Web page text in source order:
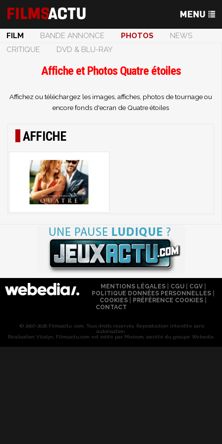
FILM BANDE ANNONCE PHOTOS
NEWS
CRITIQUE
DVD & BLU-RAY
Affiche et Photos Quatre étoiles
Affichez ou téléchargez les images, affiches, photos de tournage ou
encore fonds d'ecran de Quatre étoiles
AFFICHE
MENTIONS LÉGALES| CGU| CGV|
POLITIQUE DONNÉES PERSONNELLES
COOKIES
PRÉFÉRENCE COOKIES
CONTACT
© 2007-2026 Filmsactu .com. Tous droits réservés. Reproduction interdite sans
autorisation.
Réalisation Vitalyn . Filmsactu .com est édité par Mixicom, société du groupe Webedia.